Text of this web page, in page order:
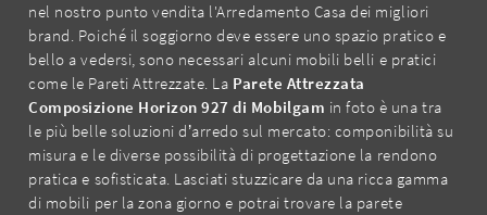
nel nostro punto vendita l'Arredamento Casa dei migliori
brand. Poiché il soggiorno deve essere uno spazio pratico e
bello a vedersi, sono necessari alcuni mobili belli e pratici
come le Pareti Attrezzate. La Parete Attrezzata
Composizione Horizon 927 di Mobilgam in foto è una tra
le più belle soluzioni d’arredo sul mercato: componibilità su
misura e le diverse possibilità di progettazione la rendono
pratica e sofisticata. Lasciati stuzzicare da una ricca gamma
di mobili per la zona giorno e potrai trovare la parete